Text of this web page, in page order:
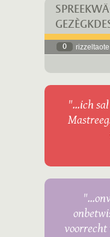
0
"...ich